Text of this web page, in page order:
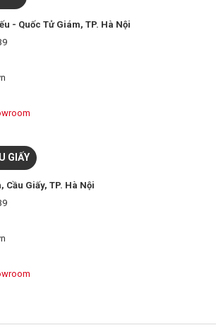
- Quốc Tử Giám, TP. Hà Nội
GIẤY
Cầu Giấy, TP. Hà Nội